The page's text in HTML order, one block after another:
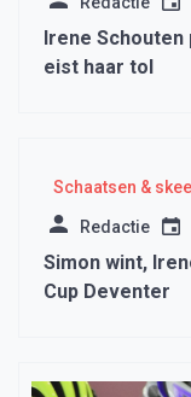
Irene
eist haar tol
Schaatsen &
Redactie
Simon wint,
Cup Deventer